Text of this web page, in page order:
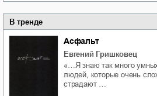
В тренде
Асфальт
Евгений Гришковец
«…Я знаю так много
людей, которые очень
страдают …